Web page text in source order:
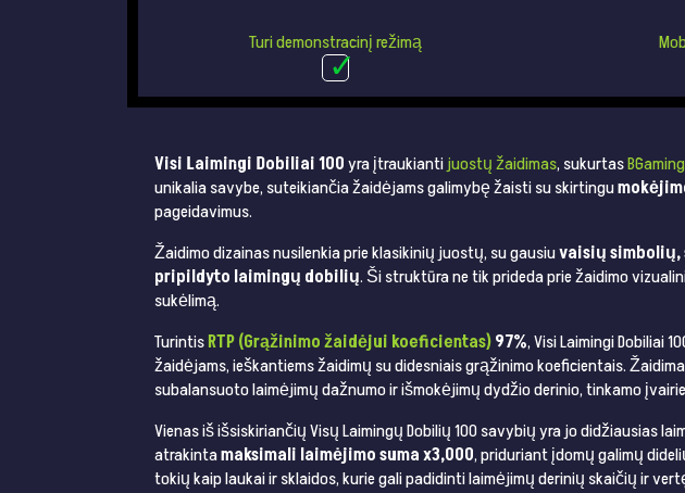
Turi demonstracinį režimą
Visi Laimingi Dobiliai 100yra įtraukiantijuostų žaidimas, sukurtasBGaming
unikalia savybe, suteikiančia žaidėjams galimybę žaisti su skirtingu
pageidavimus​​​​.
Žaidimo dizainas nusilenkia prie klasikinių juostų, su gausiuvaisių
pripildyto laimingų dobilių. Ši struktūra ne tik prideda prie žaidimo
sukėlimą​​.
TurintisRTP (Grąžinimo žaidėjui koeficientas)97%, Visi Laimingi Dobiliai
žaidėjams, ieškantiems žaidimų su didesniais grąžinimo koeficientais​​.
subalansuoto laimėjimų dažnumo ir išmokėjimų dydžio derinio, tinkamo
Vienas iš išsiskiriančių Visų Laimingų Dobilių 100 savybių yra jo didžiausias
atrakintamaksimali laimėjimo suma x3,000, priduriant įdomų galimų
tokių kaip laukai ir sklaidos, kurie gali padidinti laimėjimų derinių skaičių ir